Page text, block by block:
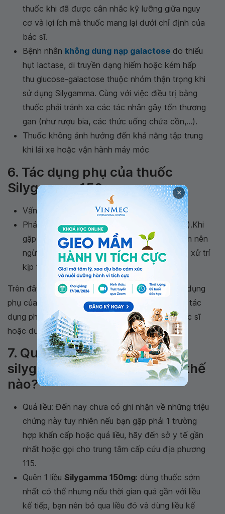
thuốc khi đã được cân nhắc kỹ lưỡng giữa nguy
cơ và lợi ích mà thuốc mang lại dưới chỉ định của
bác sĩ.
Bệnh nhân không dung nạp galactose do thiếu
hụt lactase, di truyền dạng hiếm hoặc kém hấp
thu glucose-galactose thuộc nhóm thận trọng khi
sử dụng Silygamma. Cùng với việc điều trị bằng
thuốc phải tránh xa các tác nhân gây tổn thương
gan (như rượu bia, các thức uống chứa cồn,...).
Thuốc không ảnh hưởng đến khả năng tập trung
khi lái xe hoặc vận hành máy móc
6. Tác dụng phụ của thuốc
Silygamma 150mg
Vấn đề về tiêu hóa như xổ nhẹ (hiếm gặp);
Phản ứng nổi mẩn đỏ, khó thở (rất hiếm gặp).Khi
gặp các tác dụng không mong muốn này bạn nên
ngừng thuốc và đến các cơ sở y tế để được xử trí
kịp thời
Trên đây không bao gồm danh mục đầy đủ tác dụng
phụ của thuốc, nếu còn bất kỳ thắc mắc nào về tác
dụng phụ của thuốc hãy tham khảo ý kiến từ bác sĩ
hoặc dược sĩ của bạn.
7. Quá liều quên liều thuốc
silygamma 150mg nên xử lý thế
nào?
Quá liều: Đến nay chưa có ghi nhận về những triệu
chứng này tuy nhiên nếu bạn gặp phải 1 trường
hợp khẩn cấp hoặc quá liều, hãy đến sở y tế gần
nhất hoặc gọi cho trung tâm cấp cứu địa phương
115.
Quên 1 liều Silygamma 150mg: dùng thuốc sớm
nhất có thể nhưng nếu thời gian quá gần với liều
kế tiếp, bạn nên bỏ qua liều đó và dùng liều kế
×